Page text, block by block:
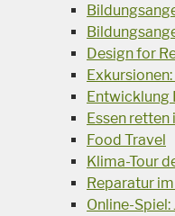
Design for
Entwicklung
Essen retten
Food Travel
Klima-Tour
Reparatur
Online-